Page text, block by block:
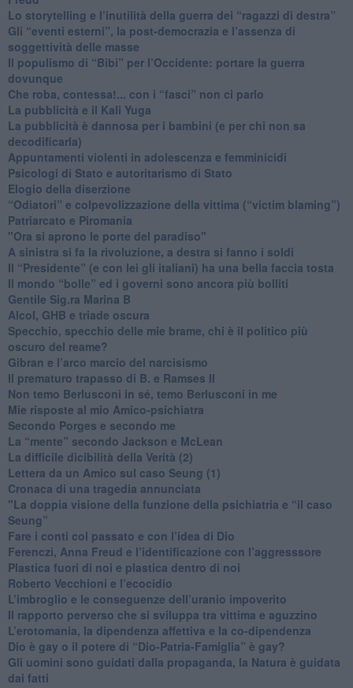
​Lo storytelling e l’inutilità della guerra dei “ragazzi di destra”
​Gli “eventi esterni”, la post-democrazia e l’assenza di
soggettività delle masse
​Il populismo di “Bibi” per l’Occidente: portare la guerra
dovunque
​Che roba, contessa!... con i “fasci” non ci parlo
La pubblicità e il Kali Yuga
​La pubblicità è dannosa per i bambini (e per chi non sa
decodificarla)
​Appuntamenti violenti in adolescenza e femminicidi
​Psicologi di Stato e autoritarismo di Stato
Elogio della diserzione
“Odiatori” e colpevolizzazione della vittima (“victim blaming”)
​Patriarcato e Piromania
"Ora si aprono le porte del paradiso"
​A sinistra si fa la rivoluzione, a destra si fanno i soldi
​Il “Presidente” (e con lei gli italiani) ha una bella faccia tosta
​Il mondo “bolle” ed i governi sono ancora più bolliti
​Gentile Sig.ra Marina B
​Alcol, GHB e triade oscura
​Specchio, specchio delle mie brame, chi è il politico più
oscuro del reame?
​Gibran e l’arco marcio del narcisismo
​Il prematuro trapasso di B. e Ramses II
​Non temo Berlusconi in sé, temo Berlusconi in me
​Mie risposte al mio Amico-psichiatra
​Secondo Porges e secondo me
​La “mente” secondo Jackson e McLean
La difficile dicibilità della Verità (2)
​Lettera da un Amico sul caso Seung (1)
​Cronaca di una tragedia annunciata
"​La doppia visione della funzione della psichiatria e “il caso
Seung”
​Fare i conti col passato e con l’idea di Dio
​Ferenczi, Anna Freud e l’identificazione con l’aggresssore
Plastica fuori di noi e plastica dentro di noi
​Roberto Vecchioni e l’ecocidio
​L’imbroglio e le conseguenze dell’uranio impoverito
​Il rapporto perverso che si sviluppa tra vittima e aguzzino
L’erotomania, la dipendenza affettiva e la co-dipendenza
​Dio è gay o il potere di “Dio-Patria-Famiglia” è gay?
​Gli uomini sono guidati dalla propaganda, la Natura è guidata
dai fatti